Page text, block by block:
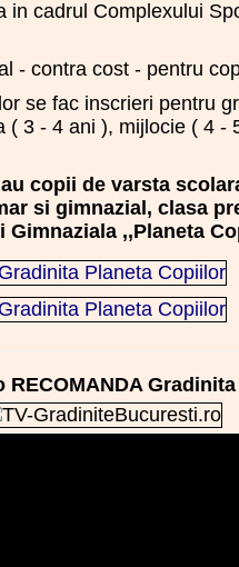
in cadrul Complexului
- contra cost - pentru
se fac inscrieri pentru
( 3 - 4 ani ), mijlocie ( 4 -
copii de varsta
si gimnazial, clasa
,,Planeta